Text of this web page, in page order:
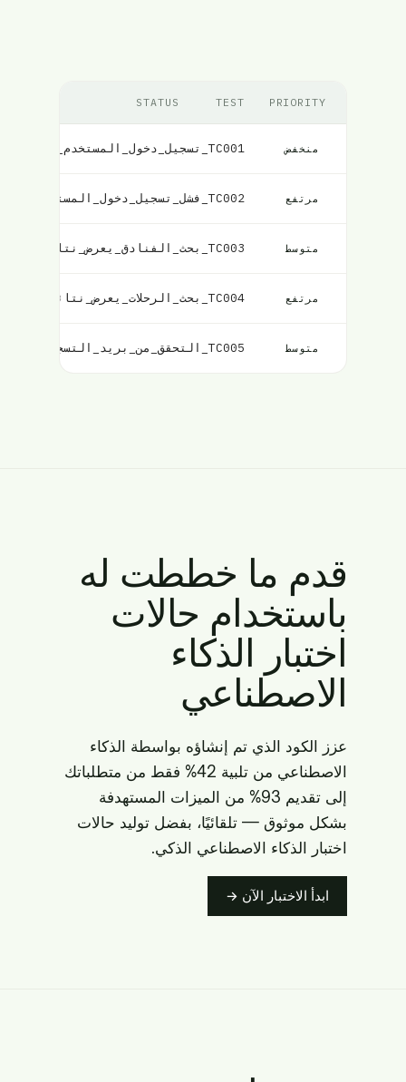
PRIORITY
TEST
STATUS
منخفض TC001_تسجيل_دخول_المستخدم_ناجح
مرتفع TC002_فشل_تسجيل_دخول_المستخدم_ببيانات_اعتماد_غير_صحيحة
متوسط TC003_بحث_الفنادق_يعرض_نتائج_مطابقة
مرتفع TC004_بحث_الرحلات_يعرض_نتائج_مطابقة
متوسط TC005_التحقق_من_بريد_التسجيل_للمستخدم
قدم ما خططت له
باستخدام حالات
اختبار الذكاء
الاصطناعي
عزز الكود الذي تم إنشاؤه بواسطة الذكاء
الاصطناعي من تلبية 42% فقط من متطلباتك
إلى تقديم 93% من الميزات المستهدفة
بشكل موثوق — تلقائيًا، بفضل توليد حالات
اختبار الذكاء الاصطناعي الذكي.
ابدأ الاختبار الآن →